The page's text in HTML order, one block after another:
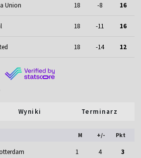
Union 18 -8 16
18 -11 16
18 -14 12
Wyniki Terminarz
M +/- Pkt
1 4 3